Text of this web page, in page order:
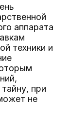
аппарата
техники и
при
не